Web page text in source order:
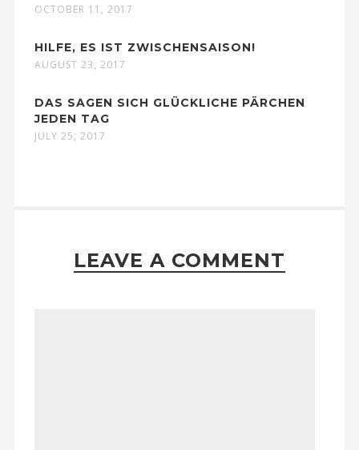
OCTOBER 11, 2017
HILFE, ES IST ZWISCHENSAISON!
AUGUST 23, 2017
DAS SAGEN SICH GLÜCKLICHE PÄRCHEN
JEDEN TAG
JULY 25, 2017
LEAVE A COMMENT